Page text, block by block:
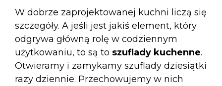
W dobrze zaprojektowanej kuchni liczą się
szczegóły. A jeśli jest jakiś element, który
odgrywa główną rolę w codziennym
użytkowaniu, to są to szuflady kuchenne.
Otwieramy i zamykamy szuflady dziesiątki
razy dziennie. Przechowujemy w nich